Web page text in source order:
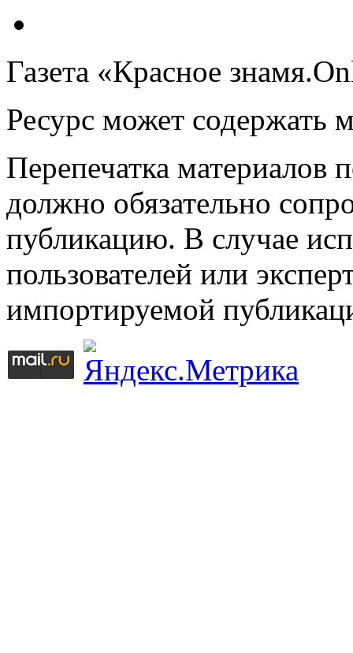
Газета «Красное
Ресурс может содержать
Перепечатка материалов
должно обязательно
публикацию. В случае
пользователей или
импортируемой